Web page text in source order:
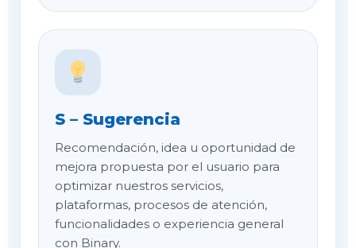
S – Sugerencia
Recomendación, idea u oportunidad de
mejora propuesta por el usuario para
optimizar nuestros servicios,
plataformas, procesos de atención,
funcionalidades o experiencia general
con Binary.